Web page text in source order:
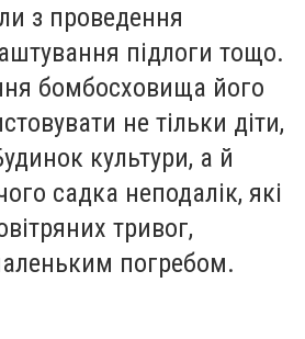
з проведення
підлоги тощо.
бомбосховища його
не тільки діти,
культури, а й
садка неподалік, які
тривог,
погребом.